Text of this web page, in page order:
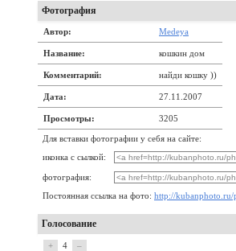
Фотография
Автор: Medeya
Название: кошкин дом
Комментарий: найди кошку ))
Дата: 27.11.2007
Просмотры: 3205
Для вставки фотографии у себя на сайте:
иконка с сылкой:
фотография:
Постоянная ссылка на фото: http://kubanphoto.ru/
Голосование
+ 4 –